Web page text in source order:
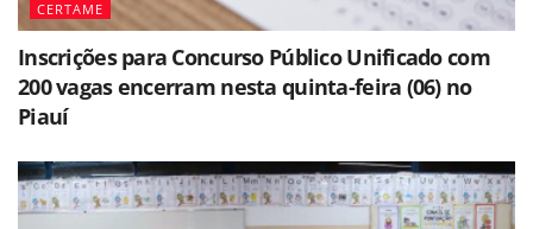
CERTAME
Inscrições para Concurso Público Unificado com
200 vagas encerram nesta quinta-feira (06) no
Piauí